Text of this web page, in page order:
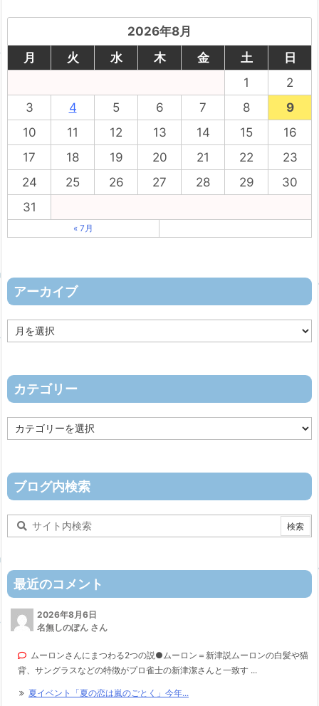
2026年8月
月
火 水 木 金 土
日
1
2
3
4 5 6 7 8
9
10
11 12 13 14 15
16
17
18 19 20 21 22
23
24
25 26 27 28 29
30
31
« 7月
アーカイブ
ー
ブ
カテゴリー
テ
ー
ブログ内検索
最近のコメント
2026年8月6日
名無しのぽん さん
ムーロンさんにまつわる2つの説●ムーロン＝新津説ムーロンの白髪や猫
背、サングラスなどの特徴がプロ雀士の新津潔さんと一致す ...
夏イベント「夏の恋は嵐のごとく」今年...